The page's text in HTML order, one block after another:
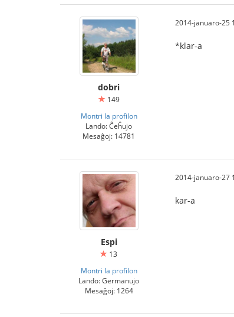
dobri
149
Montri la profilon
Lando: Ĉeĥujo
Mesaĝoj: 14781
2014-januaro-25
*klar-a
Espi
13
Montri la profilon
Lando: Germanujo
Mesaĝoj: 1264
2014-januaro-27
kar-a